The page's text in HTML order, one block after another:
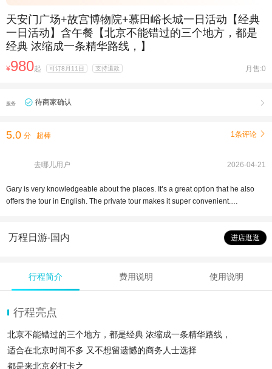
天安门广场+故宫博物院+慕田峪长城一日活动【经典
一日活动】含午餐【北京不能错过的三个地方，都是
经典 浓缩成一条精华路线，】
¥980起 可订8月11日 支持退款 月售:0
服务 待商家确认 
5.0 分 超棒 1条评论 
去哪儿用户 2026-04-21
Gary is very knowledgeable about the places. It’s a great option that he also
offers the tour in English. The private tour makes it super convenient.
万程日游-国内 进店逛逛
行程简介 费用说明 使用说明
行程亮点
北京不能错过的三个地方，都是经典 浓缩成一条精华路线，
适合在北京时间不多 又不想留遗憾的商务人士选择
都是来北京必打卡之